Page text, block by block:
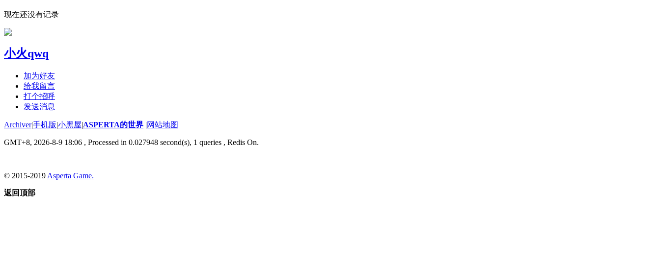
现在还没有记录
小火qwq
加为好友
给我留言
打个招呼
发送消息
Archiver|手机版|小黑屋|ASPERTA的世界 |网站地图
GMT+8, 2026-8-9 18:06 , Processed in 0.027948 second(s), 1 queries , Redis On.
© 2015-2019 Asperta Game.
返回顶部